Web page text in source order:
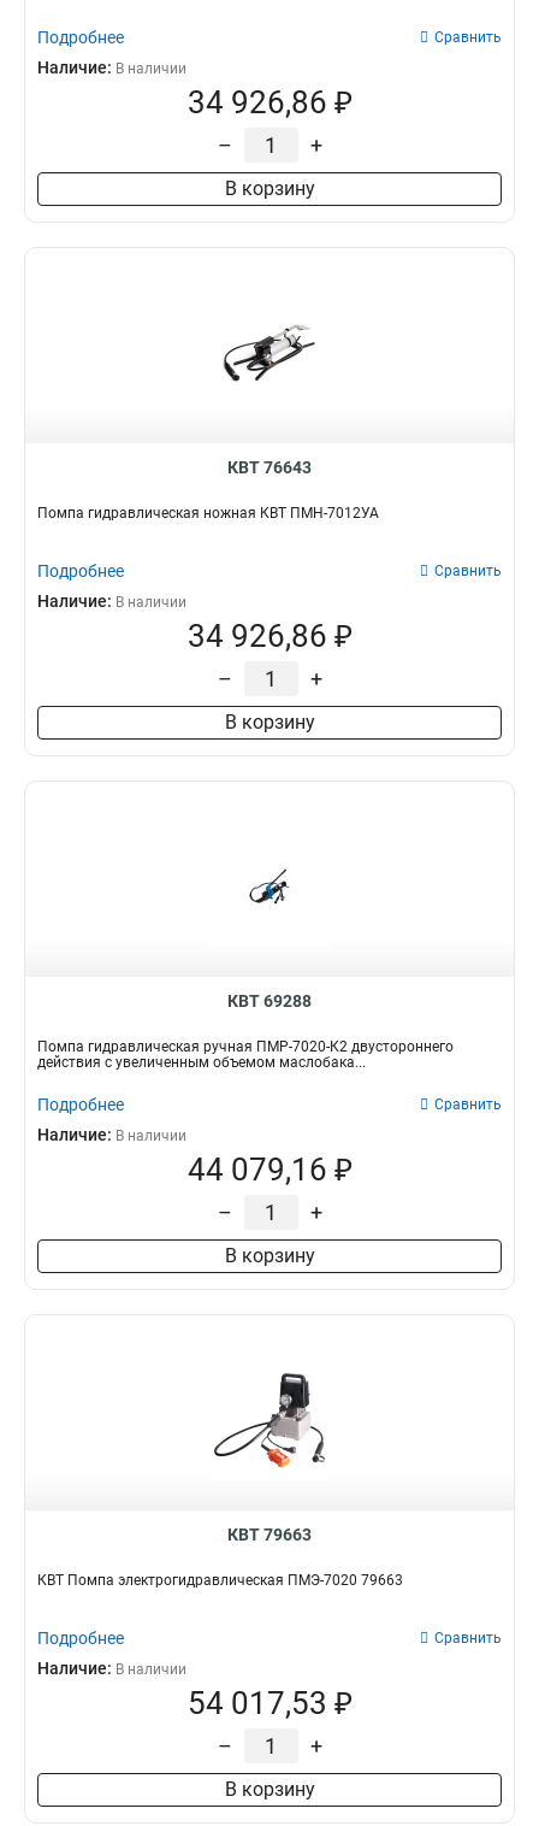
Подробнее Сравнить
Наличие: В наличии
34 926,86 ₽
– +
В корзину
КВТ 76643
Помпа гидравлическая ножная КВТ ПМН-7012УА
Подробнее Сравнить
Наличие: В наличии
34 926,86 ₽
– +
В корзину
КВТ 69288
Помпа гидравлическая ручная ПМР-7020-К2 двустороннего
действия с увеличенным объемом маслобака...
Подробнее Сравнить
Наличие: В наличии
44 079,16 ₽
– +
В корзину
КВТ 79663
КВТ Помпа электрогидравлическая ПМЭ-7020 79663
Подробнее Сравнить
Наличие: В наличии
54 017,53 ₽
– +
В корзину